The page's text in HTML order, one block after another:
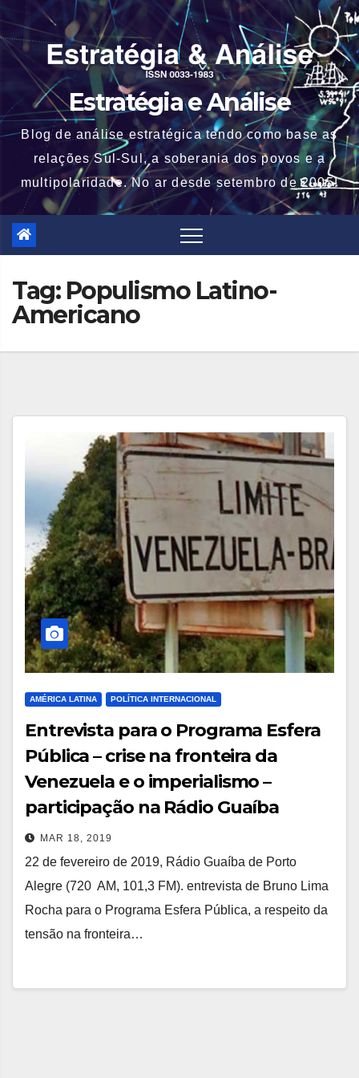
to
content
Estratégia e Análise
Blog de análise estratégica tendo como base as
relações Sul-Sul, a soberania dos povos e a
multipolaridade. No ar desde setembro de 2005!
Tag: Populismo Latino-
Americano
AMÉRICA LATINA POLÍTICA INTERNACIONAL
Entrevista para o Programa Esfera
Pública – crise na fronteira da
Venezuela e o imperialismo –
participação na Rádio Guaíba
MAR 18, 2019
22 de fevereiro de 2019, Rádio Guaíba de Porto
Alegre (720 AM, 101,3 FM). entrevista de Bruno Lima
Rocha para o Programa Esfera Pública, a respeito da
tensão na fronteira…